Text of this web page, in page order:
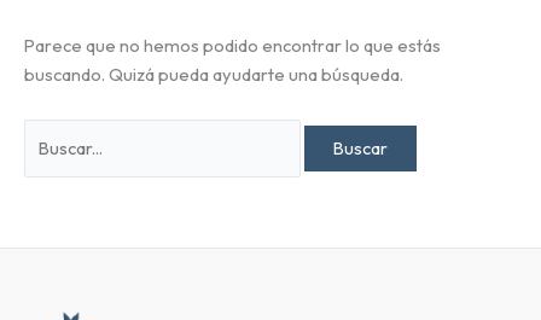
Parece que no hemos podido encontrar lo que estás
buscando. Quizá pueda ayudarte una búsqueda.